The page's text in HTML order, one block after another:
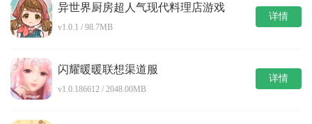
异世界厨房超人气现代料理店游戏
v1.0.1 / 98.7MB
详情
闪耀暖暖联想渠道服
v1.0.186612 / 2048.00MB
详情